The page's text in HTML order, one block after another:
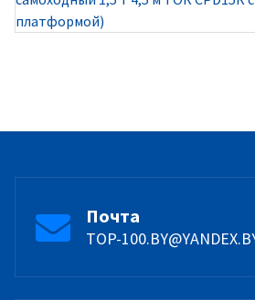
платформой)
Почта
TOP-